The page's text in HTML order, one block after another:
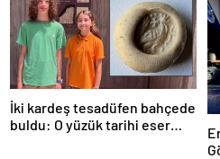
İki kardeş tesadüfen bahçede
buldu: O yüzük tarihi eser